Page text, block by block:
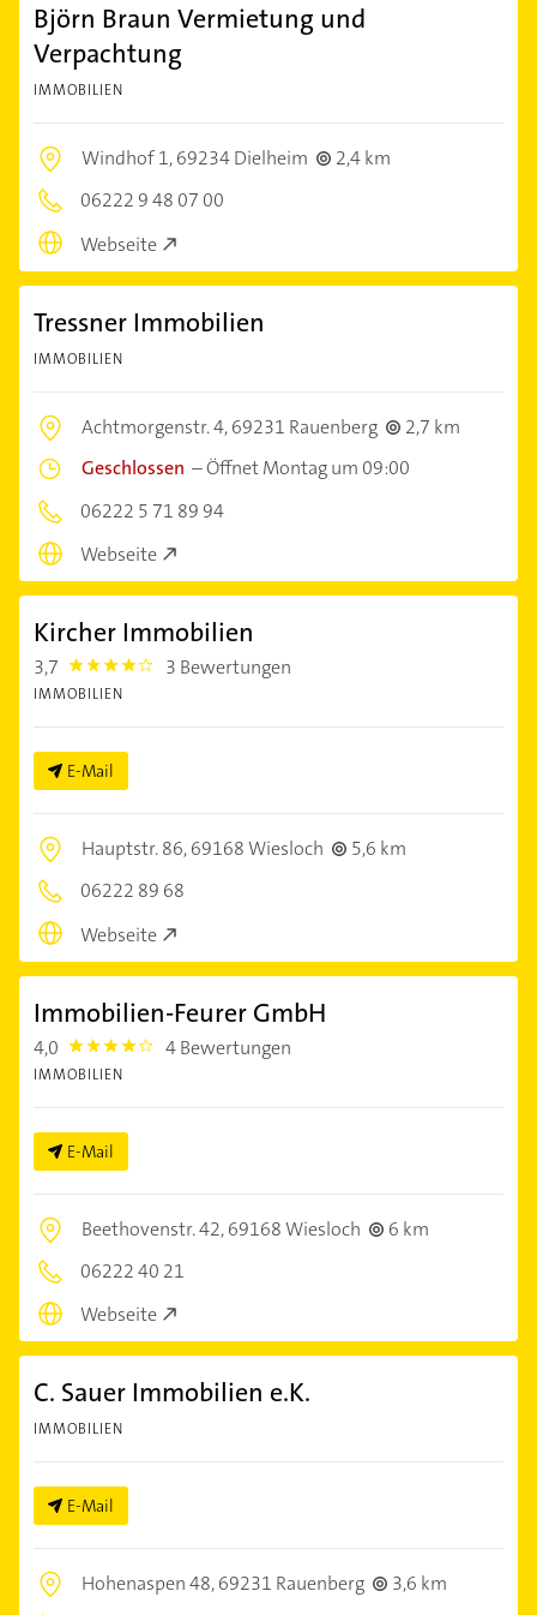
Björn Braun Vermietung und
Verpachtung
IMMOBILIEN
Windhof 1,69234 Dielheim
2,4 km
06222 9 48 07 00
Webseite
Tressner Immobilien
IMMOBILIEN
Achtmorgenstr. 4,69231 Rauenberg
2,7 km
Geschlossen –Öffnet Montag um 09:00
06222 5 71 89 94
Webseite
Kircher Immobilien
3,7 3.7 3 Bewertungen
IMMOBILIEN
E-Mail
Hauptstr. 86,69168 Wiesloch
5,6 km
06222 89 68
Webseite
Immobilien-Feurer GmbH
4,0 4.0 4 Bewertungen
IMMOBILIEN
E-Mail
Beethovenstr. 42,69168 Wiesloch
6 km
06222 40 21
Webseite
C. Sauer Immobilien e.K.
IMMOBILIEN
E-Mail
Hohenaspen 48,69231 Rauenberg
3,6 km